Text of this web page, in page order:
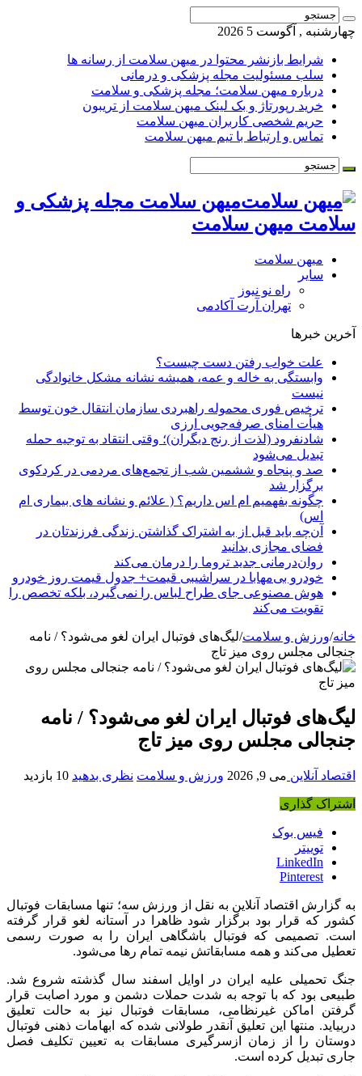
چهارشنبه , آگوست 5 2026
شرایط بازنشر محتوا در میهن سلامت از رسانه ها
سلب مسئولیت مجله پزشکی و درمانی
درباره میهن سلامت؛ مجله پزشکی و سلامت
خرید رپورتاژ و بک لینک میهن سلامت از تریبون
حریم شخصی کاربران میهن سلامت
تماس و ارتباط با تیم میهن سلامت
میهن سلامت مجله پزشکی و
سلامت میهن سلامت
میهن سلامت
سایر
راه نو نیوز
تهران آرت آکادمی
آخرین خبرها
علت خواب رفتن دست چیست؟
وابستگی به خاله و عمه، همیشه نشانه مشکل خانوادگی
نیست
ترخیص فوری محموله راهبردی سازمان انتقال خون توسط
هیأت امنای صرفه‌جویی ارزی
شادنفرود (لذت از رنج دیگران)؛ وقتی انتقاد به توجیه حمله
تبدیل می‌شود
صد و پنجاه‌ و ششمین شب از تجمع‌های مردمی در کردکوی
برگزار شد
چگونه بفهمیم ام اس داریم؟ ( علائم و نشانه های بیماری ام
اس)
آن‌چه باید قبل از به اشتراک گذاشتن زندگی فرزندتان در
فضای مجازی بدانید
روان‌درمانی جدید تروما را درمان می‌کند
خودرو بی‌مهابا در سراشیبی قیمت+ جدول قیمت روز خودرو
هوش مصنوعی جای طراح لباس را نمی‌گیرد، بلکه تخصص را
تقویت می‌کند
خانه/ورزش و سلامت/لیگ‌های فوتبال ایران لغو می‌شود؟ / نامه
جنجالی مجلس روی میز تاج
لیگ‌های فوتبال ایران لغو می‌شود؟ / نامه
جنجالی مجلس روی میز تاج
اقتصاد آنلاین می 9, 2026 ورزش و سلامت نظری بدهید 10 بازدید
اشتراک گذاری
فیس بوک
توییتر
LinkedIn
Pinterest
به گزارش اقتصاد آنلاین به نقل از ورزش سه؛ تنها مسابقات فوتبال
کشور که قرار بود برگزار شود ظاهرا در آستانه لغو قرار گرفته
است. تصمیمی که فوتبال باشگاهی ایران را به صورت رسمی
تعطیل می‌کند و همه مسابقاتش نیمه تمام رها می‌شود.
جنگ تحمیلی علیه ایران در اوایل اسفند سال گذشته شروع شد.
طبیعی بود که با توجه به شدت حملات دشمن و مورد اصابت قرار
گرفتن اماکن غیرنظامی، مسابقات فوتبال نیز به حالت تعلیق
دربیاید. منتها این تعلیق آنقدر طولانی شده که ابهامات ذهنی فوتبال
دوستان را از زمان ازسرگیری مسابقات به تعیین تکلیف فصل
جاری تبدیل کرده است.